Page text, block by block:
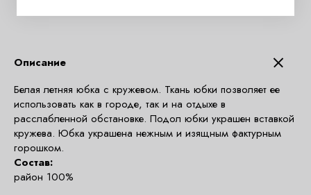
Описание
Белая летняя юбка с кружевом. Ткань юбки позволяет ее
использовать как в городе, так и на отдыхе в
расслабленной обстановке. Подол юбки украшен вставкой
кружева. Юбка украшена нежным и изящным фактурным
горошком.
Состав:
район 100%